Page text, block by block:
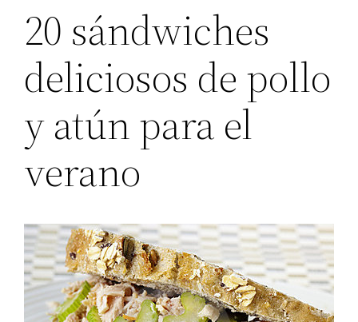
20 sándwiches
deliciosos de pollo
y atún para el
verano